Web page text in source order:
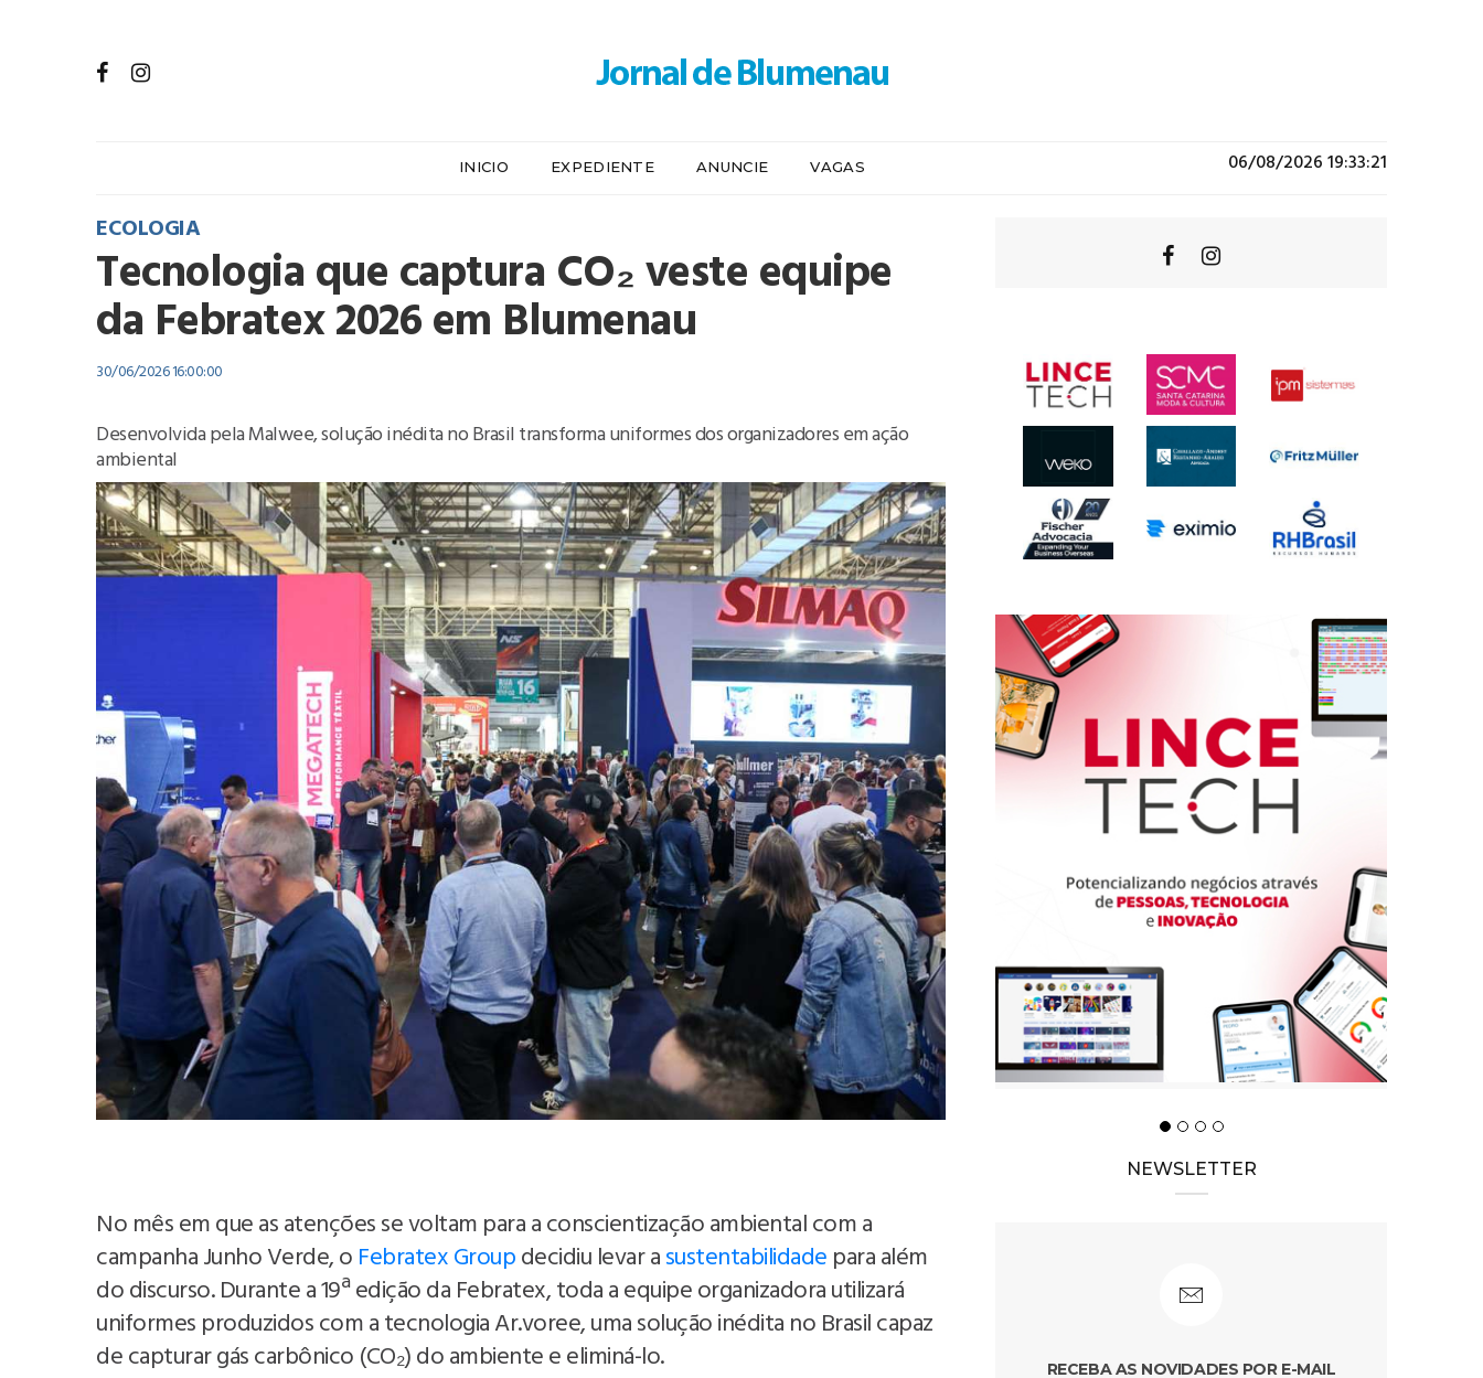
INICIO EXPEDIENTE ANUNCIE VAGAS 06/08/2026 19:33:21
ECOLOGIA
Tecnologia que captura CO₂ veste equipe
da Febratex 2026 em Blumenau
30/06/2026 16:00:00
Desenvolvida pela Malwee, solução inédita no Brasil transforma uniformes dos organizadores em ação
ambiental
No mês em que as atenções se voltam para a conscientização ambiental com a
campanha Junho Verde, o Febratex Groupdecidiu levar asustentabilidade para além
do discurso. Durante a 19ª edição da Febratex, toda a equipe organizadora utilizará
uniformes produzidos com a tecnologia Ar.voree, uma solução inédita no Brasil capaz
de capturar gás carbônico (CO₂) do ambiente e eliminá-lo.